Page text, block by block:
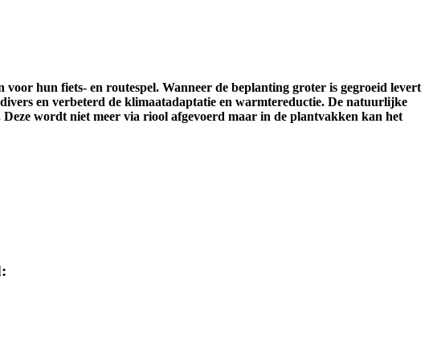
hun fiets- en routespel. Wanneer de beplanting groter is gegroeid levert
en verbeterd de klimaatadaptatie en warmtereductie. De natuurlijke
wordt niet meer via riool afgevoerd maar in de plantvakken kan het